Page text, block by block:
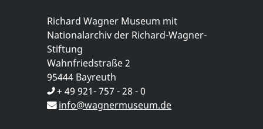
Richard Wagner Museum mit
Nationalarchiv der Richard-Wagner-
Stiftung
Wahnfriedstraße 2
95444 Bayreuth
+ 49 921- 757 - 28 - 0
info@wagnermuseum.de